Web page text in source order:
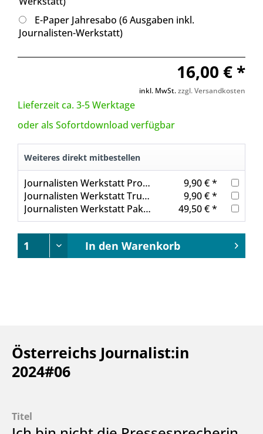
E-Paper Jahresabo (6 Ausgaben inkl.
Journalisten-Werkstatt)
16,00 € *
inkl. MwSt.zzgl. Versandkosten
Lieferzeit ca. 3-5 Werktage
oder als Sofortdownload verfügbar
Weiteres direkt mitbestellen
Journalisten Werkstatt Professionell podcasten
9,90 € *
Journalisten Werkstatt True Crime
9,90 € *
Journalisten Werkstatt Paket: Online-Journalismus
49,50 € *
In den Warenkorb
Österreichs Journalist:in
2024#06
Titel